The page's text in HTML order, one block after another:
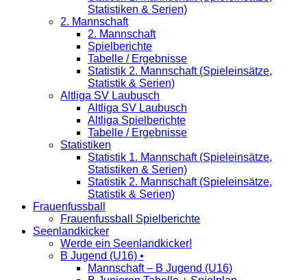
Statistiken & Serien)
2. Mannschaft
2. Mannschaft
Spielberichte
Tabelle / Ergebnisse
Statistik 2. Mannschaft (Spieleinsätze,
Statistik & Serien)
Altliga SV Laubusch
Altliga SV Laubusch
Altliga Spielberichte
Tabelle / Ergebnisse
Statistiken
Statistik 1. Mannschaft (Spieleinsätze,
Statistiken & Serien)
Statistik 2. Mannschaft (Spieleinsätze,
Statistik & Serien)
Frauenfussball
Frauenfussball Spielberichte
Seenlandkicker
Werde ein Seenlandkicker!
B Jugend (U16) •
Mannschaft – B Jugend (U16)